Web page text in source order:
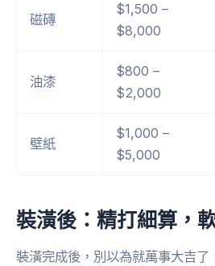
磁磚
$1,500 –
$8,000
油漆
$800 –
$2,000
壁紙
$1,000 –
$5,000
裝潢後：精打細算，
裝潢完成後，別以為就萬事大吉了